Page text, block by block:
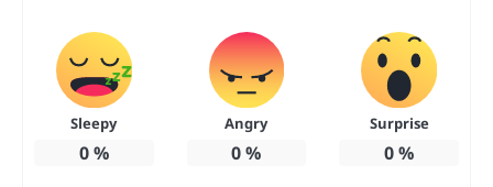
Sleepy
0%
Angry
0%
Surprise
0%